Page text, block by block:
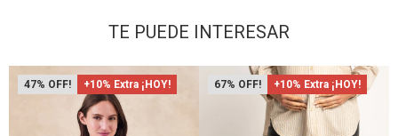
TE PUEDE INTERESAR
47 +10% Extra ¡HOY! 67 +10% Extra ¡HOY!